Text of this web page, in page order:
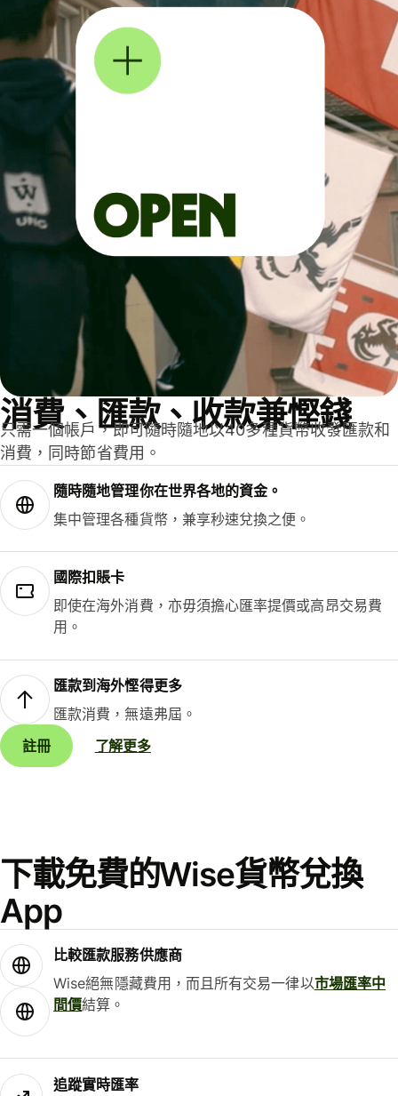
消費、匯款、收款兼慳錢
只需一個帳戶，即可隨時隨地以40多種貨幣收發匯款和
消費，同時節省費用。
隨時隨地管理你在世界各地的資金。
集中管理各種貨幣，兼享秒速兌換之便。
國際扣賬卡
即使在海外消費，亦毋須擔心匯率提價或高昂交易費
用。
匯款到海外慳得更多
匯款消費，無遠弗屆。
註冊
了解更多
下載免費的Wise貨幣兌換
App
比較匯款服務供應商
Wise絕無隱藏費用，而且所有交易一律以市場匯率中
間價結算。
追蹤實時匯率